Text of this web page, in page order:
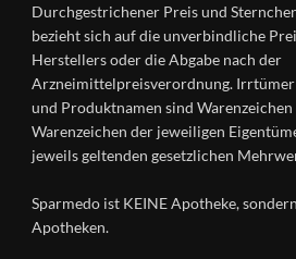
Gesundheitsmagazin
Durchgestrichener Preis und
bezieht sich auf die unverbindliche
Herstellers oder die Abgabe nach der
Arzneimittelpreisverordnung.
und Produktnamen sind
Warenzeichen der jeweiligen
jeweils geltenden gesetzlichen
Sparmedo ist KEINE Apotheke,
Apotheken.